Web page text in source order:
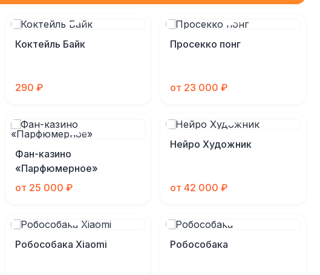
Коктейль Байк
290 ₽
Просекко понг
от 23 000 ₽
Фан-казино
«Парфюмерное»
от 25 000 ₽
Нейро Художник
от 42 000 ₽
Робособака Xiaomi Робособака